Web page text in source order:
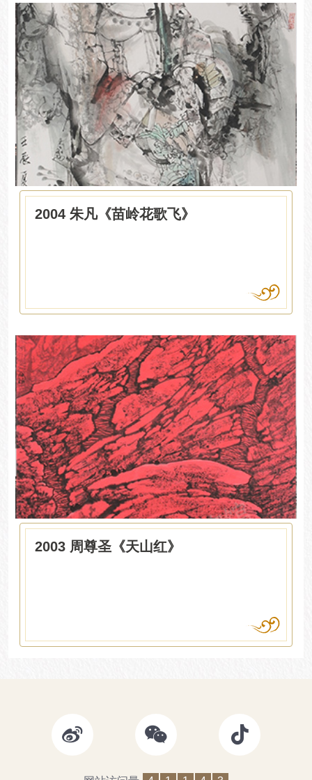
2004 朱凡《苗岭花歌飞》
2003 周尊圣《天山红》